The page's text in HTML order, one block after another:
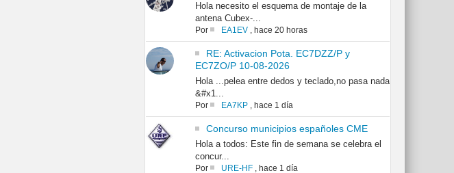
Hola necesito el esquema de montaje de la
antena Cubex-...
Por EA1EV, hace 20 horas
RE: Activacion Pota. EC7DZZ/P y
EC7ZO/P 10-08-2026
Hola ...pelea entre dedos y teclado,no pasa nada
&#x1...
Por EA7KP, hace 1 día
Concurso municipios españoles CME
Hola a todos: Este fin de semana se celebra el
concur...
Por URE-HF, hace 1 día